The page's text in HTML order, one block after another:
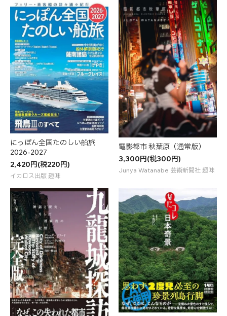
にっぽん全国たのしい船旅
2026-2027
2,420円(税220円)
イカロス出版 趣味
電影都市 秋葉原（通常版）
3,300円(税300円)
Junya Watanabe 芸術新聞社 趣味